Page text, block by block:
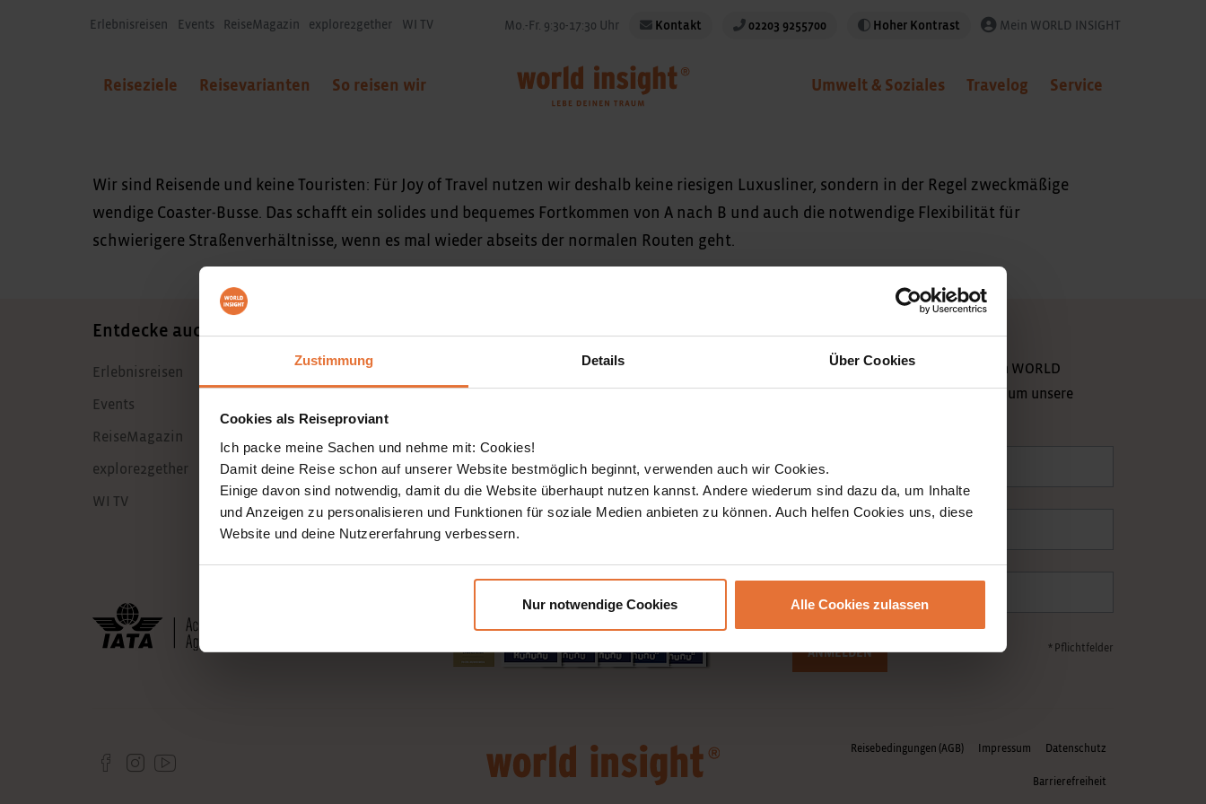
Zustimmung Details Über Cookies
Cookies als Reiseproviant
Ich packe meine Sachen und nehme mit: Cookies!
Damit deine Reise schon auf unserer Website bestmöglich beginnt, verwenden auch wir Cookies.
Einige davon sind notwendig, damit du die Website überhaupt nutzen kannst. Andere wiederum sind dazu da, um Inhalte
und Anzeigen zu personalisieren und Funktionen für soziale Medien anbieten zu können. Auch helfen Cookies uns, diese
Website und deine Nutzererfahrung verbessern.
Nur notwendige Cookies Alle Cookies zulassen
Erlebnisreisen Events ReiseMagazin explore2gether WI TV Mo.-Fr. 9:30-17:30 Uhr Kontakt 02203 9255700 Hoher Kontrast Mein WORLD INSIGHT
Reiseziele Reisevarianten So reisen wir Umwelt & Soziales Travelog Service
Wir sind Reisende und keine Touristen: Für Joy of Travel nutzen wir deshalb keine riesigen Luxusliner, sondern in der Regel zweckmäßige
wendige Coaster-Busse. Das schafft ein solides und bequemes Fortkommen von A nach B und auch die notwendige Flexibilität für
schwierigere Straßenverhältnisse, wenn es mal wieder abseits der normalen Routen geht.
Entdecke auch
Erlebnisreisen
Events
ReiseMagazin
explore2gether
WI TV
Unternehmen Newsletter
Melde dich für den Newsletter von WORLD
INSIGHT an und erfahre alles rund um unsere
Nachname
E-Mail
ANMELDEN * Pflichtfelder
Reisebedingungen (AGB) Impressum Datenschutz
Barrierefreiheit